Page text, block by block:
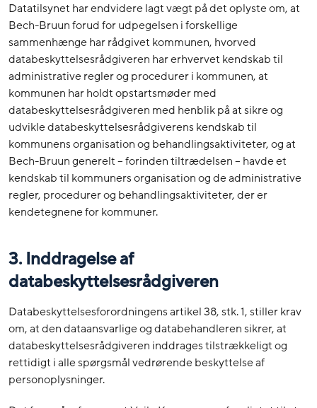
Datatilsynet har endvidere lagt vægt på det oplyste om, at
Bech-Bruun forud for udpegelsen i forskellige
sammenhænge har rådgivet kommunen, hvorved
databeskyttelsesrådgiveren har erhvervet kendskab til
administrative regler og procedurer i kommunen, at
kommunen har holdt opstartsmøder med
databeskyttelsesrådgiveren med henblik på at sikre og
udvikle databeskyttelsesrådgiverens kendskab til
kommunens organisation og behandlingsaktiviteter, og at
Bech-Bruun generelt – forinden tiltrædelsen – havde et
kendskab til kommuners organisation og de administrative
regler, procedurer og behandlingsaktiviteter, der er
kendetegnene for kommuner.
3. Inddragelse af
databeskyttelsesrådgiveren
Databeskyttelsesforordningens artikel 38, stk. 1, stiller krav
om, at den dataansvarlige og databehandleren sikrer, at
databeskyttelsesrådgiveren inddrages tilstrækkeligt og
rettidigt i alle spørgsmål vedrørende beskyttelse af
personoplysninger.